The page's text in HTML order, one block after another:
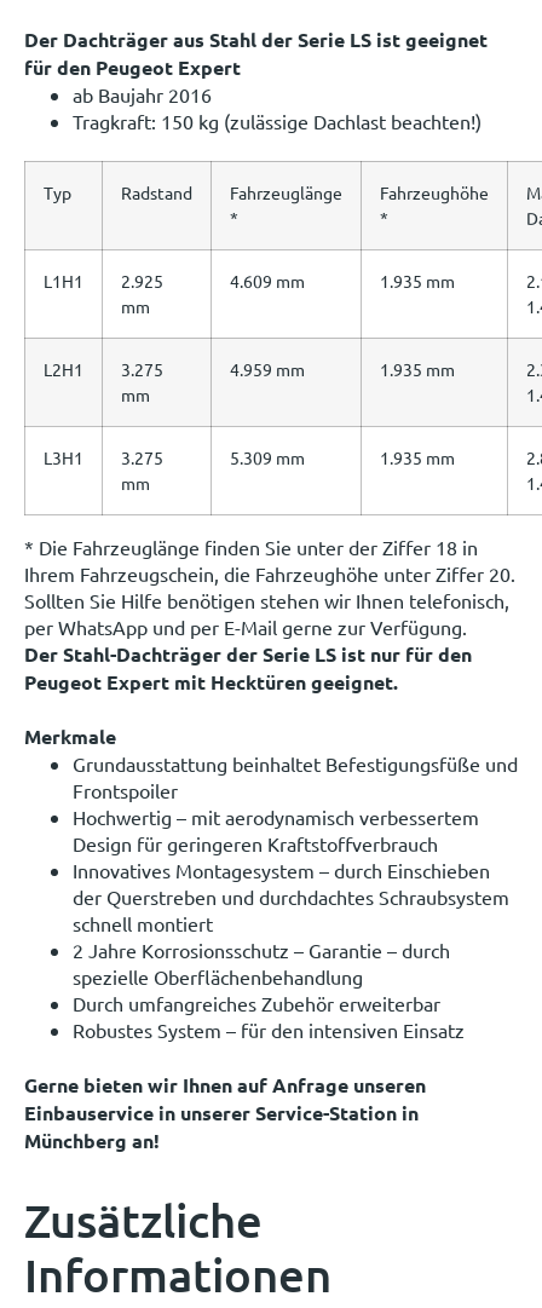
Der Dachträger aus Stahl der Serie LS ist geeignet
für den Peugeot Expert
ab Baujahr 2016
Tragkraft: 150 kg (zulässige Dachlast beachten!)
Typ Radstand
Fahrzeuglänge
*
Fahrzeughöhe
*
L1H1
2.925
mm
4.609 mm 1.935 mm
L2H1
3.275
mm
4.959 mm 1.935 mm
L3H1
3.275
mm
5.309 mm 1.935 mm
* Die Fahrzeuglänge finden Sie unter der Ziffer 18 in
Ihrem Fahrzeugschein, die Fahrzeughöhe unter Ziffer 20.
Sollten Sie Hilfe benötigen stehen wir Ihnen telefonisch,
per WhatsApp und per E-Mail gerne zur Verfügung.
Der Stahl-Dachträger der Serie LS ist nur für den
Peugeot Expert mit Hecktüren geeignet.
Merkmale
Grundausstattung beinhaltet Befestigungsfüße und
Frontspoiler
Hochwertig – mit aerodynamisch verbessertem
Design für geringeren Kraftstoffverbrauch
Innovatives Montagesystem – durch Einschieben
der Querstreben und durchdachtes Schraubsystem
schnell montiert
2 Jahre Korrosionsschutz – Garantie – durch
spezielle Oberflächenbehandlung
Durch umfangreiches Zubehör erweiterbar
Robustes System – für den intensiven Einsatz
Gerne bieten wir Ihnen auf Anfrage unseren
Einbauservice in unserer Service-Station in
Münchberg an!
Zusätzliche
Informationen